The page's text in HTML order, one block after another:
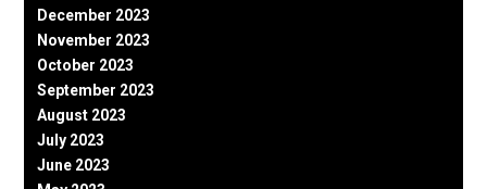
December 2023
November 2023
October 2023
September 2023
August 2023
July 2023
June 2023